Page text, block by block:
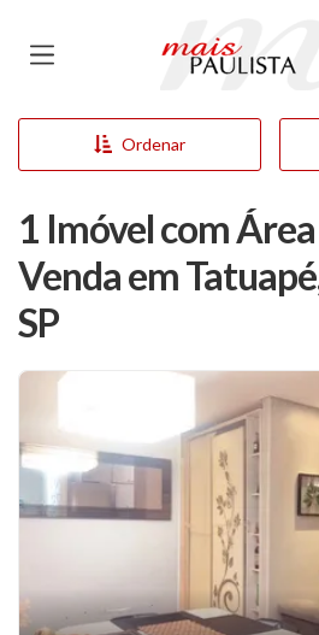
Página inicial
Ordenar
1 Imóvel com
Venda em
SP